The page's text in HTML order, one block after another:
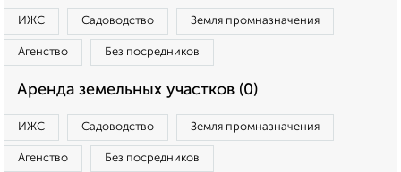
ИЖС Садоводство Земля промназначения
Агенство Без посредников
Аренда земельных участков (0)
ИЖС Садоводство Земля промназначения
Агенство Без посредников